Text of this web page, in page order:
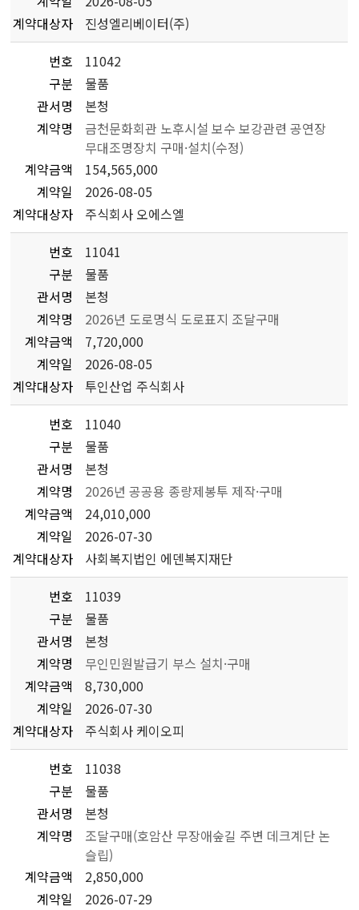
계약대상자
진성엘리베이터(주)
번호
11042
구분
물품
관서명
본청
계약명
금천문화회관 노후시설 보수 보강관련 공연장
무대조명장치 구매·설치(수정)
계약금액
154,565,000
계약일
2026-08-05
계약대상자
주식회사 오에스엘
번호
11041
구분
물품
관서명
본청
계약명
2026년 도로명식 도로표지 조달구매
계약금액
7,720,000
계약일
2026-08-05
계약대상자
투인산업 주식회사
번호
11040
구분
물품
관서명
본청
계약명
2026년 공공용 종량제봉투 제작·구매
계약금액
24,010,000
계약일
2026-07-30
계약대상자
사회복지법인 에덴복지재단
번호
11039
구분
물품
관서명
본청
계약명
무인민원발급기 부스 설치·구매
계약금액
8,730,000
계약일
2026-07-30
계약대상자
주식회사 케이오피
번호
11038
구분
물품
관서명
본청
계약명
조달구매(호암산 무장애숲길 주변 데크계단 논
슬립)
계약금액
2,850,000
계약일
2026-07-29